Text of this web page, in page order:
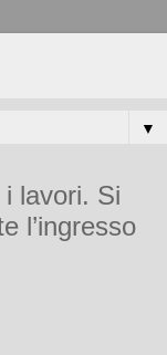
▼
lavori. Si
l’ingresso